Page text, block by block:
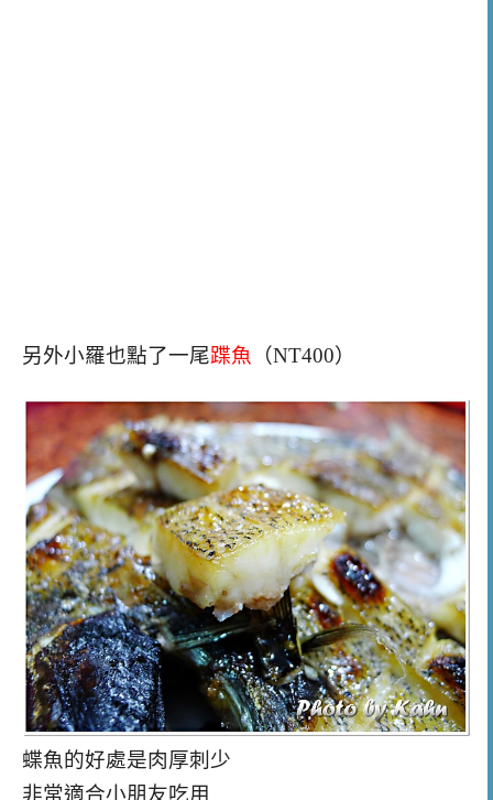
另外小羅也點了一尾蹀魚 （NT400）
蝶魚的好處是肉厚刺少
非常適合小朋友吃用